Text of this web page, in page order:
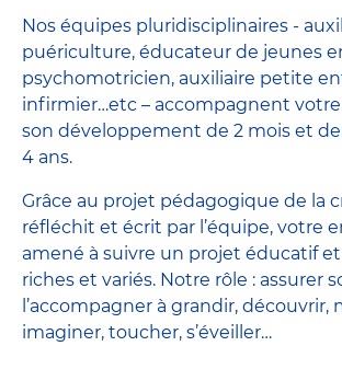
Nos équipes pluridisciplinaires -
puériculture, éducateur de jeunes
psychomotricien, auxiliaire petite
infirmier…etc – accompagnent
son développement de 2 mois et
4 ans.
Grâce au projet pédagogique de la
réfléchit et écrit par l’équipe, votre
amené à suivre un projet éducatif
riches et variés. Notre rôle : assurer
l’accompagner à grandir, découvrir,
imaginer, toucher, s’éveiller…